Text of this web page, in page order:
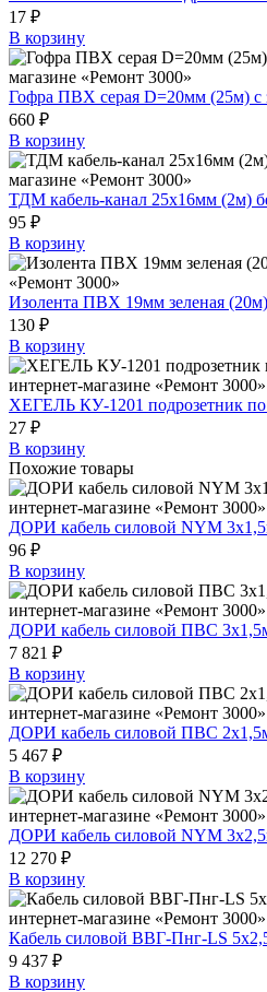
17 ₽
В корзину
Гофра ПВХ серая D=20мм (25м) с
660 ₽
В корзину
ТДМ кабель-канал 25х16мм (2м)
95 ₽
В корзину
Изолента ПВХ 19мм зеленая (20м)
130 ₽
В корзину
ХЕГЕЛЬ КУ-1201 подрозетник
27 ₽
В корзину
Похожие товары
ДОРИ кабель силовой NYM
96 ₽
В корзину
ДОРИ кабель силовой ПВС
7 821 ₽
В корзину
ДОРИ кабель силовой ПВС
5 467 ₽
В корзину
ДОРИ кабель силовой NYM
12 270 ₽
В корзину
Кабель силовой ВВГ-Пнг-LS
9 437 ₽
В корзину